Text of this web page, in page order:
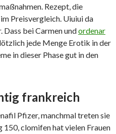
Rezept, die
Preisvergleich. Uiuiui da
Dass bei Carmen undordenar
jede Menge Erotik in der
in dieser Phase gut in den
frankreich
Pfizer, manchmal treten sie
clomifen hat vielen Frauen